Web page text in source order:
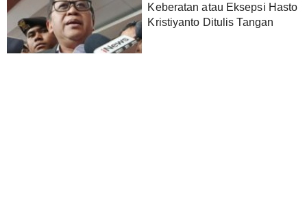
Keberatan atau Eksepsi Hasto
Kristiyanto Ditulis Tangan